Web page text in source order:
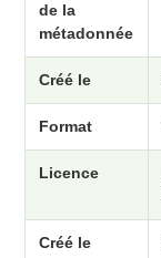
de la
métadonnée
Créé le
Format
Licence
Créé le